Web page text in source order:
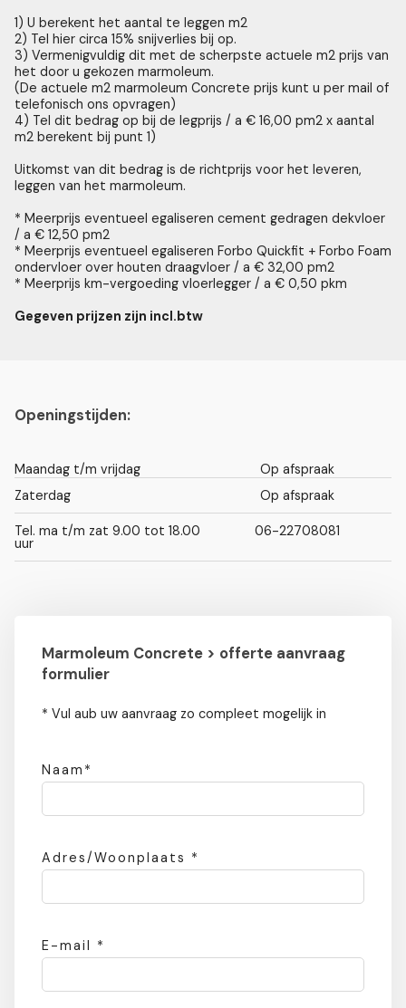
1) U berekent het aantal te leggen m2
2) Tel hier circa 15% snijverlies bij op.
3) Vermenigvuldig dit met de scherpste actuele m2 prijs van
het door u gekozen marmoleum.
(De actuele m2 marmoleum Concrete prijs kunt u per mail of
telefonisch ons opvragen)
4) Tel dit bedrag op bij de legprijs / a € 16,00 pm2 x aantal
m2 berekent bij punt 1)
Uitkomst van dit bedrag is de richtprijs voor het leveren,
leggen van het marmoleum.
* Meerprijs eventueel egaliseren cement gedragen dekvloer
/ a € 12,50 pm2
* Meerprijs eventueel egaliseren Forbo Quickfit + Forbo Foam
ondervloer over houten draagvloer / a € 32,00 pm2
* Meerprijs km-vergoeding vloerlegger / a € 0,50 pkm
Gegeven prijzen zijn incl.btw
Openingstijden:
Maandag t/m vrijdag
Op afspraak
Zaterdag
Op afspraak
Tel. ma t/m zat 9.00 tot 18.00
uur
06-22708081
Marmoleum Concrete > offerte aanvraag
formulier
* Vul aub uw aanvraag zo compleet mogelijk in
Naam*
Adres/Woonplaats *
E-mail *